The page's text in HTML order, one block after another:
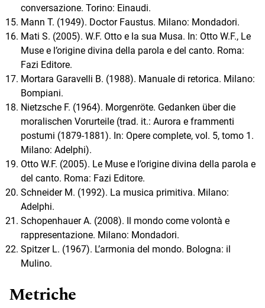
conversazione. Torino: Einaudi.
Mann T. (1949). Doctor Faustus. Milano: Mondadori.
Mati S. (2005). W.F. Otto e la sua Musa. In: Otto W.F., Le
Muse e l’origine divina della parola e del canto. Roma:
Fazi Editore.
Mortara Garavelli B. (1988). Manuale di retorica. Milano:
Bompiani.
Nietzsche F. (1964). Morgenröte. Gedanken über die
moralischen Vorurteile (trad. it.: Aurora e frammenti
postumi (1879-1881). In: Opere complete, vol. 5, tomo 1.
Milano: Adelphi).
Otto W.F. (2005). Le Muse e l’origine divina della parola e
del canto. Roma: Fazi Editore.
Schneider M. (1992). La musica primitiva. Milano:
Adelphi.
Schopenhauer A. (2008). Il mondo come volontà e
rappresentazione. Milano: Mondadori.
Spitzer L. (1967). L’armonia del mondo. Bologna: il
Mulino.
Metriche